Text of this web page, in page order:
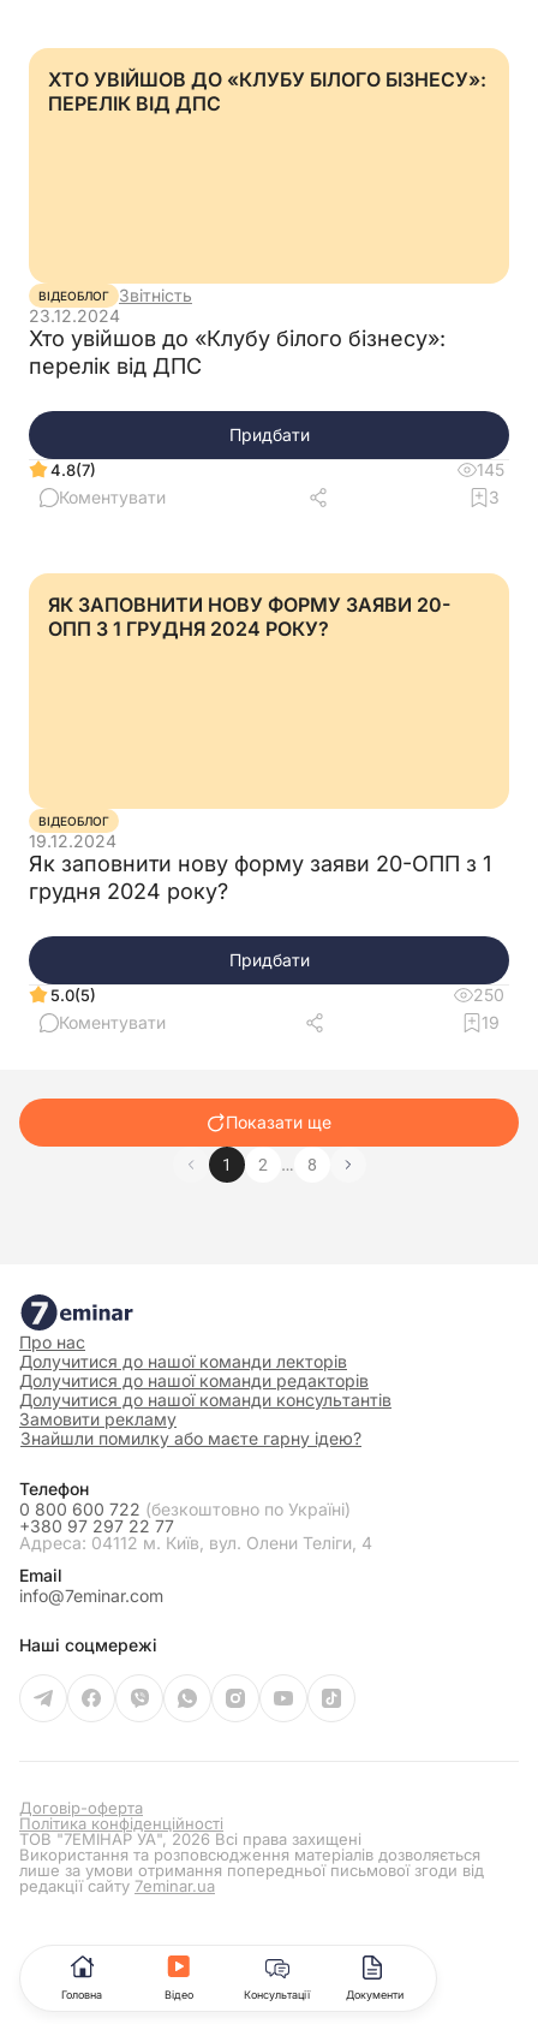
раніше??… Читати відповідь
ХТО УВІЙШОВ ДО «КЛУБУ БІЛОГО БІЗНЕСУ»:
ПЕРЕЛІК ВІД ДПС
ВІДЕОБЛОГ
Звітність
23.12.2024
Хто увійшов до «Клубу білого бізнесу»:
перелік від ДПС
Придбати
4.8(7)
145
Коментувати
3
ЯК ЗАПОВНИТИ НОВУ ФОРМУ ЗАЯВИ 20-
ОПП З 1 ГРУДНЯ 2024 РОКУ?
ВІДЕОБЛОГ
19.12.2024
Як заповнити нову форму заяви 20-ОПП з 1
грудня 2024 року?
Придбати
5.0(5)
250
Коментувати
19
Показати ще
1 2 … 8
Про нас
Долучитися до нашої команди лекторів
Долучитися до нашої команди редакторів
Долучитися до нашої команди консультантів
Замовити рекламу
Знайшли помилку або маєте гарну ідею?
Телефон
0 800 600 722 (безкоштовно по Україні)
+380 97 297 22 77
Адреса: 04112 м. Київ, вул. Олени Теліги, 4
Email
info@7eminar.com
Наші соцмережі
Договір-оферта
Політика конфіденційності
ТОВ "7ЕМІНАР УА", 2026 Всі права захищені
Використання та розповсюдження матеріалів дозволяється
лише за умови отримання попередньої письмової згоди від
редакції сайту 7eminar.ua
Головна Відео Консультації Документи